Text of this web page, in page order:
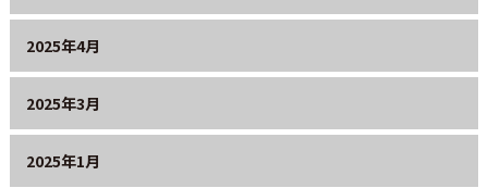
2025年4月
2025年3月
2025年1月